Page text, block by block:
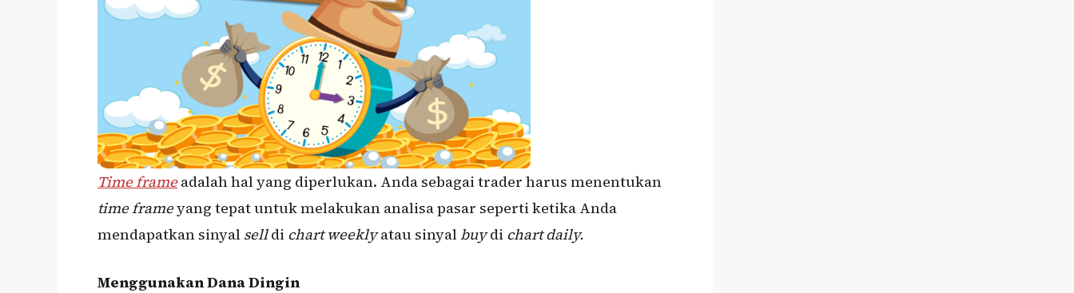
Time frame adalah hal yang diperlukan. Anda sebagai trader harus menentukan
time frameyang tepat untuk melakukan analisa pasar seperti ketika Anda
mendapatkan sinyal selldi chart weeklyatau sinyalbuydi chart daily.
Menggunakan Dana Dingin